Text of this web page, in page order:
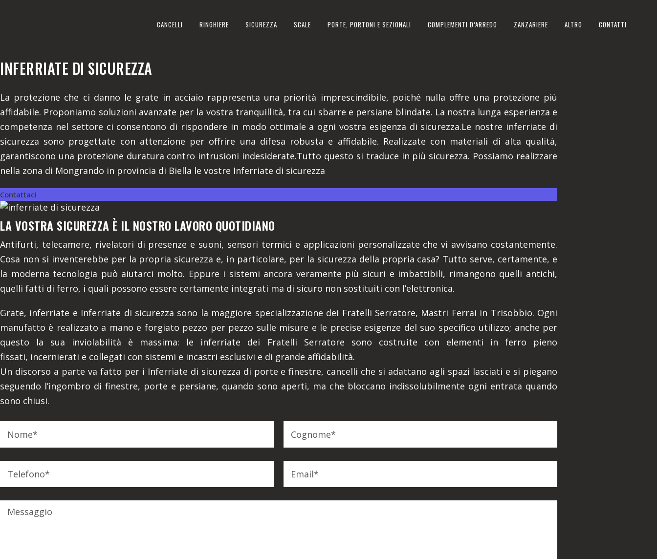
CANCELLI RINGHIERE SICUREZZA SCALE PORTE, PORTONI E SEZIONALI COMPLEMENTI D’ARREDO ZANZARIERE ALTRO CONTATTI
REALIZZIAMO A MONGRANDO IN PROVINCIA DI BIELLA
INFERRIATE DI SICUREZZA
La protezione che ci danno le grate in acciaio rappresenta una priorità imprescindibile, poiché nulla offre una protezione più
affidabile. Proponiamo soluzioni avanzate per la vostra tranquillità, tra cui sbarre e persiane blindate. La nostra lunga esperienza e
competenza nel settore ci consentono di rispondere in modo ottimale a ogni vostra esigenza di sicurezza.Le nostre inferriate di
sicurezza sono progettate con attenzione per offrire una difesa robusta e affidabile. Realizzate con materiali di alta qualità,
garantiscono una protezione duratura contro intrusioni indesiderate.Tutto questo si traduce in più sicurezza. Possiamo realizzare
nella zona di Mongrando in provincia di Biella le vostre Inferriate di sicurezza
Contattaci
LA VOSTRA SICUREZZA È IL NOSTRO LAVORO QUOTIDIANO
Antifurti, telecamere, rivelatori di presenze e suoni, sensori termici e applicazioni personalizzate che vi avvisano costantemente.
Cosa non si inventerebbe per la propria sicurezza e, in particolare, per la sicurezza della propria casa? Tutto serve, certamente, e
la moderna tecnologia può aiutarci molto. Eppure i sistemi ancora veramente più sicuri e imbattibili, rimangono quelli antichi,
quelli fatti di ferro, i quali possono essere certamente integrati ma di sicuro non sostituiti con l’elettronica.
Grate, inferriate e Inferriate di sicurezza sono la maggiore specializzazione dei Fratelli Serratore, Mastri Ferrai in Trisobbio. Ogni
manufatto è realizzato a mano e forgiato pezzo per pezzo sulle misure e le precise esigenze del suo specifico utilizzo; anche per
questo la sua inviolabilità è massima: le inferriate dei Fratelli Serratore sono costruite con elementi in ferro pieno
fissati, incernierati e collegati con sistemi e incastri esclusivi e di grande affidabilità.
Un discorso a parte va fatto per i Inferriate di sicurezza di porte e finestre, cancelli che si adattano agli spazi lasciati e si piegano
seguendo l’ingombro di finestre, porte e persiane, quando sono aperti, ma che bloccano indissolubilmente ogni entrata quando
sono chiusi.